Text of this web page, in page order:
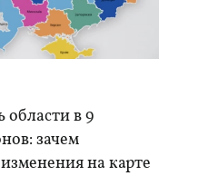
в 9
зачем
на карте